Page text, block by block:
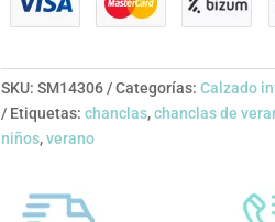
SKU: SM14306 Categorías: Calzado
Etiquetas: chanclas,chanclas de
niños,verano